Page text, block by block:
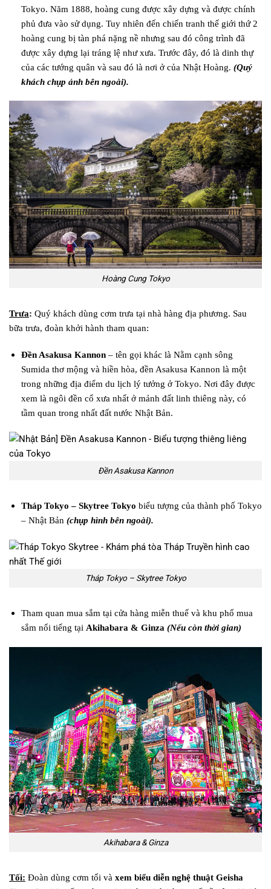
Tokyo. Năm 1888, hoàng cung được xây dựng và được chính
phủ đưa vào sử dụng. Tuy nhiên đến chiến tranh thế giới thứ 2
hoàng cung bị tàn phá nặng nề nhưng sau đó công trình đã
được xây dựng lại tráng lệ như xưa. Trước đây, đó là dinh thự
của các tướng quân và sau đó là nơi ở của Nhật Hoàng. (Quý
khách chụp ảnh bên ngoài).
Hoàng Cung Tokyo
Trưa: Quý khách dùng cơm trưa tại nhà hàng địa phương. Sau
bữa trưa, đoàn khởi hành tham quan:
Đền Asakusa Kannon– tên gọi khác là Nằm cạnh sông
Sumida thơ mộng và hiền hòa, đền Asakusa Kannon là một
trong những địa điểm du lịch lý tưởng ở Tokyo. Nơi đây được
xem là ngôi đền cổ xưa nhất ở mảnh đất linh thiêng này, có
tầm quan trong nhất đất nước Nhật Bản.
Đền Asakusa Kannon
Tháp Tokyo – Skytree Tokyo biểu tượng của thành phố Tokyo
– Nhật Bản (chụp hình bên ngoài).
Tháp Tokyo – Skytree Tokyo
Tham quan mua sắm tại cửa hàng miễn thuế và khu phố mua
sắm nổi tiếng tại Akihabara & Ginza (Nếu còn thời gian)
Akihabara & Ginza
Tối: Đoàn dùng cơm tối và xem biểu diễn nghệ thuật Geisha